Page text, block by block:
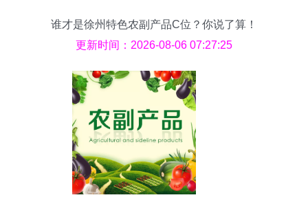
谁才是徐州特色农副产品C位？你说了算！
更新时间：2026-08-06 07:27:25